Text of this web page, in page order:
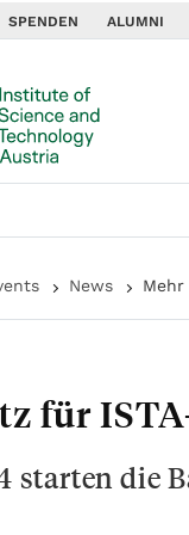
SPENDEN ALUMNI
News
für
starten die